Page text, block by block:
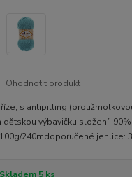
Ohodnotit produkt
s antipilling
dětskou výbavičku.složení:
240mdoporučené jehlice:
Skladem 5 ks